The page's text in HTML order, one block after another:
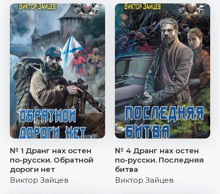
№ 1 Дранг нах остен
по-русски. Обратной
дороги нет
Виктор Зайцев
№ 4 Дранг нах остен
по-русски. Последняя
битва
Виктор Зайцев